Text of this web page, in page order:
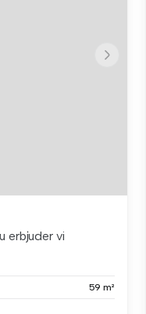
erbjuder vi
59 m²